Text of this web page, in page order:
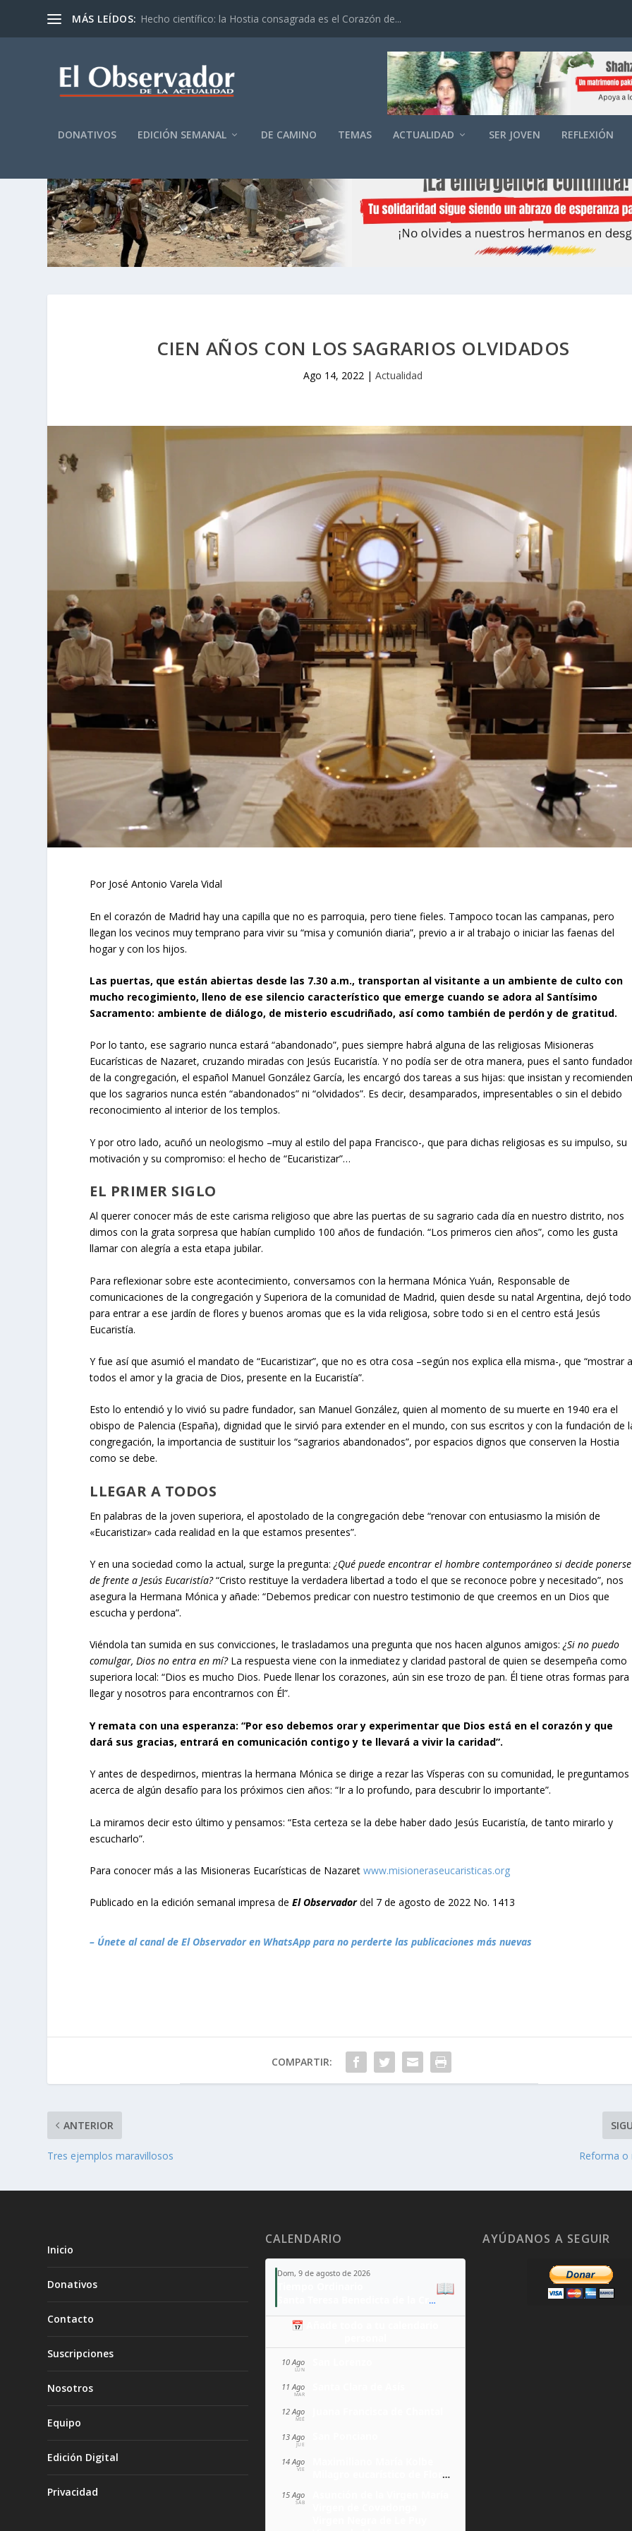
MÁS LEÍDOS: Hecho científico: la Hostia consagrada es el Corazón de...
DONATIVOS EDICIÓN SEMANAL DE CAMINO TEMAS ACTUALIDAD SER JOVEN REFLEXIÓN
CIEN AÑOS CON LOS SAGRARIOS OLVIDADOS
Ago 14, 2022 |Actualidad
Por José Antonio Varela Vidal
En el corazón de Madrid hay una capilla que no es parroquia, pero tiene fieles. Tampoco tocan las campanas, pero
llegan los vecinos muy temprano para vivir su “misa y comunión diaria”, previo a ir al trabajo o iniciar las faenas del
hogar y con los hijos.
Las puertas, que están abiertas desde las 7.30 a.m., transportan al visitante a un ambiente de culto con
mucho recogimiento, lleno de ese silencio característico que emerge cuando se adora al Santísimo
Sacramento: ambiente de diálogo, de misterio escudriñado, así como también de perdón y de gratitud.
Por lo tanto, ese sagrario nunca estará “abandonado”, pues siempre habrá alguna de las religiosas Misioneras
Eucarísticas de Nazaret, cruzando miradas con Jesús Eucaristía. Y no podía ser de otra manera, pues el santo
de la congregación, el español Manuel González García, les encargó dos tareas a sus hijas: que insistan y
que los sagrarios nunca estén “abandonados” ni “olvidados”. Es decir, desamparados, impresentables o sin el debido
reconocimiento al interior de los templos.
Y por otro lado, acuñó un neologismo –muy al estilo del papa Francisco-, que para dichas religiosas es su impulso, su
motivación y su compromiso: el hecho de “Eucaristizar”…
EL PRIMER SIGLO
Al querer conocer más de este carisma religioso que abre las puertas de su sagrario cada día en nuestro distrito, nos
dimos con la grata sorpresa que habían cumplido 100 años de fundación. “Los primeros cien años”, como les gusta
llamar con alegría a esta etapa jubilar.
Para reflexionar sobre este acontecimiento, conversamos con la hermana Mónica Yuán, Responsable de
comunicaciones de la congregación y Superiora de la comunidad de Madrid, quien desde su natal Argentina, dejó todo
para entrar a ese jardín de flores y buenos aromas que es la vida religiosa, sobre todo si en el centro está Jesús
Eucaristía.
Y fue así que asumió el mandato de “Eucaristizar”, que no es otra cosa –según nos explica ella misma-, que “mostrar
todos el amor y la gracia de Dios, presente en la Eucaristía”.
Esto lo entendió y lo vivió su padre fundador, san Manuel González, quien al momento de su muerte en 1940 era el
obispo de Palencia (España), dignidad que le sirvió para extender en el mundo, con sus escritos y con la fundación de
congregación, la importancia de sustituir los “sagrarios abandonados”, por espacios dignos que conserven la Hostia
como se debe.
LLEGAR A TODOS
En palabras de la joven superiora, el apostolado de la congregación debe “renovar con entusiasmo la misión de
«Eucaristizar» cada realidad en la que estamos presentes”.
Y en una sociedad como la actual, surge la pregunta:¿Qué puede encontrar el hombre contemporáneo si decide ponerse
de frente a Jesús Eucaristía?“Cristo restituye la verdadera libertad a todo el que se reconoce pobre y necesitado”, nos
asegura la Hermana Mónica y añade: “Debemos predicar con nuestro testimonio de que creemos en un Dios que
escucha y perdona”.
Viéndola tan sumida en sus convicciones, le trasladamos una pregunta que nos hacen algunos amigos:¿Si no puedo
comulgar, Dios no entra en mí?La respuesta viene con la inmediatez y claridad pastoral de quien se desempeña como
superiora local: “Dios es mucho Dios. Puede llenar los corazones, aún sin ese trozo de pan. Él tiene otras formas para
llegar y nosotros para encontrarnos con Él”.
Y remata con una esperanza: “Por eso debemos orar y experimentar que Dios está en el corazón y que
dará sus gracias, entrará en comunicación contigo y te llevará a vivir la caridad”.
Y antes de despedirnos, mientras la hermana Mónica se dirige a rezar las Vísperas con su comunidad, le preguntamos
acerca de algún desafío para los próximos cien años: “Ir a lo profundo, para descubrir lo importante”.
La miramos decir esto último y pensamos: “Esta certeza se la debe haber dado Jesús Eucaristía, de tanto mirarlo y
escucharlo”.
Para conocer más a las Misioneras Eucarísticas de Nazaretwww.misioneraseucaristicas.org
Publicado en la edición semanal impresa deEl Observadordel 7 de agosto de 2022 No. 1413
– Únete al canal de El Observador en WhatsApp para no perderte las publicaciones más nuevas
COMPARTIR:
ANTERIOR
Tres ejemplos maravillosos Reforma o
Inicio
Donativos
Contacto
Suscripciones
Nosotros
Equipo
Edición Digital
Privacidad
CALENDARIO
Dom, 9 de agosto de 2026
Santa Teresa Benedicta de la Cruz
📖
📅 Añade todo a tu calendario
10 Ago
LUN
11 Ago
MAR
12 Ago
MIÉ
13 Ago
JUE
14 Ago
VIE Milagro eucarístico de Florencia
15 Ago
SÁB
AYÚDANOS A SEGUIR